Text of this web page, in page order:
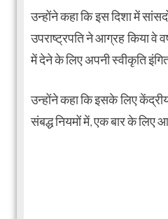
उन्होंने कहा कि इस दिशा में
उपराष्ट्रपति ने आग्रह किया वे
में देने के लिए अपनी स्वीकृति
उन्होंने कहा कि इसके लिए
संबद्ध नियमों में, एक बार के लिए